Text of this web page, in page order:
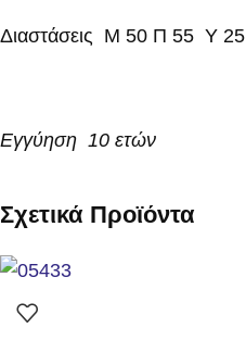
Διαστάσεις Μ 50 Π 55 Υ 25
Εγγύηση 10 ετών
Σχετικά Προϊόντα